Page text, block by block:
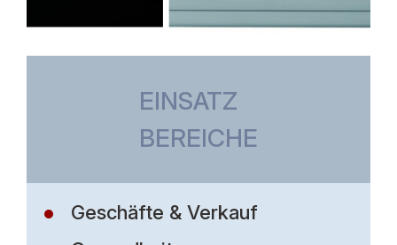
EINSATZ
BEREICHE
Geschäfte & Verkauf